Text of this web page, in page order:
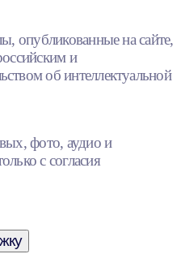
опубликованные на сайте,
и
об интеллектуальной
фото, аудио и
с согласия